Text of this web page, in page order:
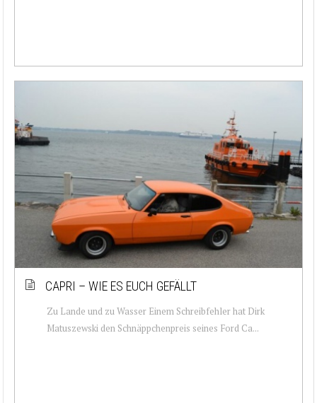
CAPRI – WIE ES EUCH GEFÄLLT
Zu Lande und zu Wasser Einem Schreibfehler hat Dirk
Matuszewski den Schnäppchenpreis seines Ford Ca...